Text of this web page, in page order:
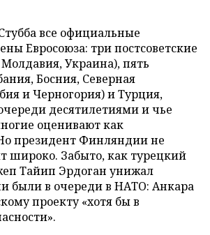
все официальные
Евросоюза: три постсоветские
Украина), пять
Босния, Северная
и Черногория) и Турция,
десятилетиями и чье
оценивают как
президент Финляндии не
широко. Забыто, как турецкий
Тайип Эрдоган унижал
были в очереди в НАТО: Анкара
проекту «хотя бы в